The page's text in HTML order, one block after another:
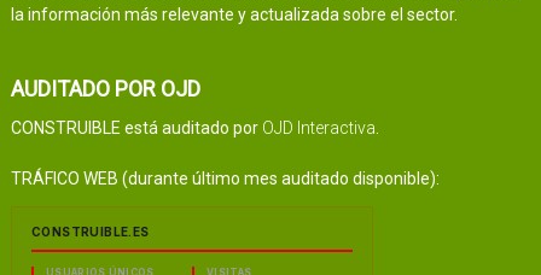
la información más relevante y actualizada sobre el sector.
AUDITADO POR OJD
CONSTRUIBLE está auditado por OJD Interactiva
TRÁFICO WEB (durante último mes auditado disponible):